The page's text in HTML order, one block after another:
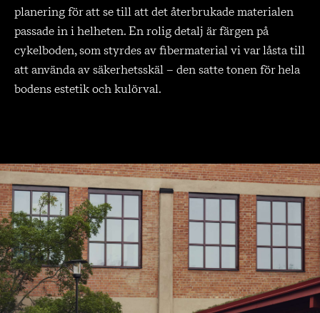
planering för att se till att det återbrukade materialen
passade in i helheten. En rolig detalj är färgen på
cykelboden, som styrdes av fibermaterial vi var låsta till
att använda av säkerhetsskäl – den satte tonen för hela
bodens estetik och kulörval.